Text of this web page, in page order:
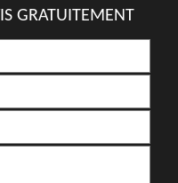
GRATUITEMENT